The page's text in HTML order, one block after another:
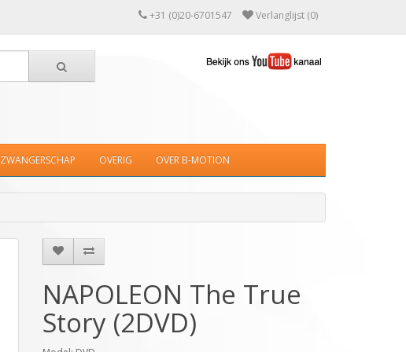
+31 (0)20-6701547 Verlanglijst (0)
ZWANGERSCHAP OVERIG OVER B-MOTION
NAPOLEON The True
Story (2DVD)